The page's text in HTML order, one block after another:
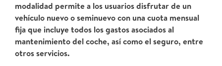
modalidad permite a los usuarios disfrutar de un
vehículo nuevo o seminuevo con una cuota mensual
fija que incluye todos los gastos asociados al
mantenimiento del coche, así como el seguro, entre
otros servicios.